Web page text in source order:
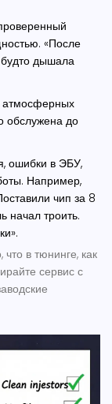
«После
дышала
атмосферных
обслужена до
ошибки в ЭБУ,
Например,
чип за 8
начал троить.
в тюнинге, как
сервис с